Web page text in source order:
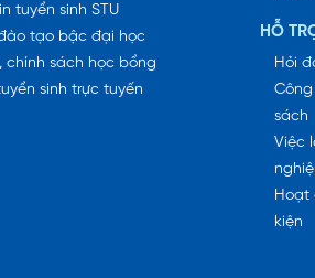
tuyển sinh STU
tạo bậc đại học
chính sách học bổng
sinh trực tuyến
HỖ
Hỏi
sách
Việc
Hoạt
kiện